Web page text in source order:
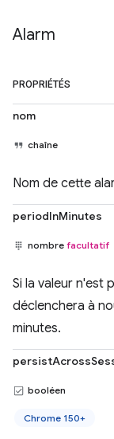
Alarm
PROPRIÉTÉS
nom
chaîne
Nom de cette
periodInMinutes
nombre facultatif
Si la valeur n'est
déclenchera à
minutes.
booléen
Chrome 150+